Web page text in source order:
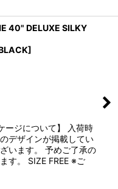
40" DELUXE SILKY
]
ージについて】 入荷時
デザインが掲載してい
います。 予めご了承の
す。 SIZE FREE ※ご